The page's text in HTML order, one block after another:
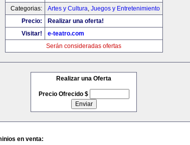
Categorias:
Artes y Cultura, Juegos y Entretenimiento
Precio:
Realizar una oferta!
Visitar!
e-teatro.com
Serán consideradas ofertas
Realizar una Oferta
Precio Ofrecido $
en venta: